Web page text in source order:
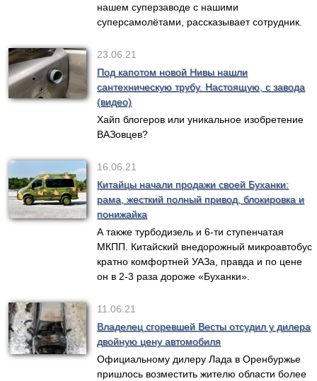
нашем суперзаводе с нашими
суперсамолётами, рассказывает сотрудник.
23.06.21
Под капотом новой Нивы нашли
сантехническую трубу. Настоящую, с завода
(видео)
Хайп блогеров или уникальное изобретение
ВАЗовцев?
16.06.21
Китайцы начали продажи своей Буханки:
рама, жесткий полный привод, блокировка и
понижайка
А также турбодизель и 6-ти ступенчатая
МКПП. Китайский внедорожный микроавтобус
кратно комфортней УАЗа, правда и по цене
он в 2-3 раза дороже «Буханки».
11.06.21
Владелец сгоревшей Весты отсудил у дилера
двойную цену автомобиля
Официальному дилеру Лада в Оренбуржье
пришлось возместить жителю области более